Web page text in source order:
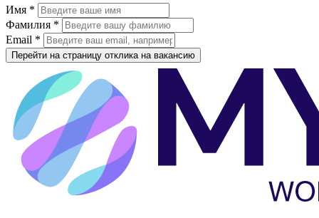
Имя *
Фамилия *
Email *
Перейти на страницу отклика на вакансию